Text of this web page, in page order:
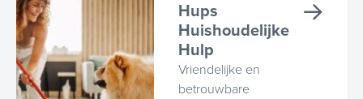
Hups
Huishoudelijke
Hulp
Vriendelijke en
betrouwbare